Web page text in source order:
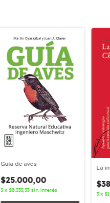
Guía de aves
$25.000,00
3 x$8.333,33 sin interés
La
3 x